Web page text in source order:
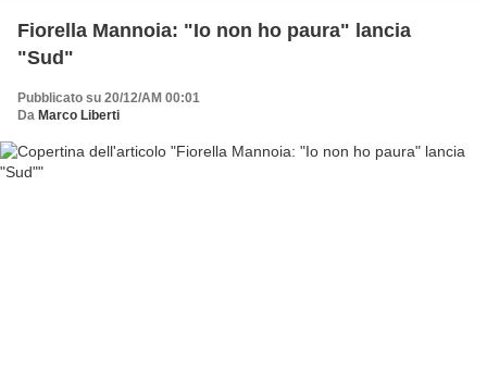
Fiorella Mannoia: "Io non ho paura" lancia
"Sud"
Pubblicato su 20/12/AM 00:01
Da Marco Liberti